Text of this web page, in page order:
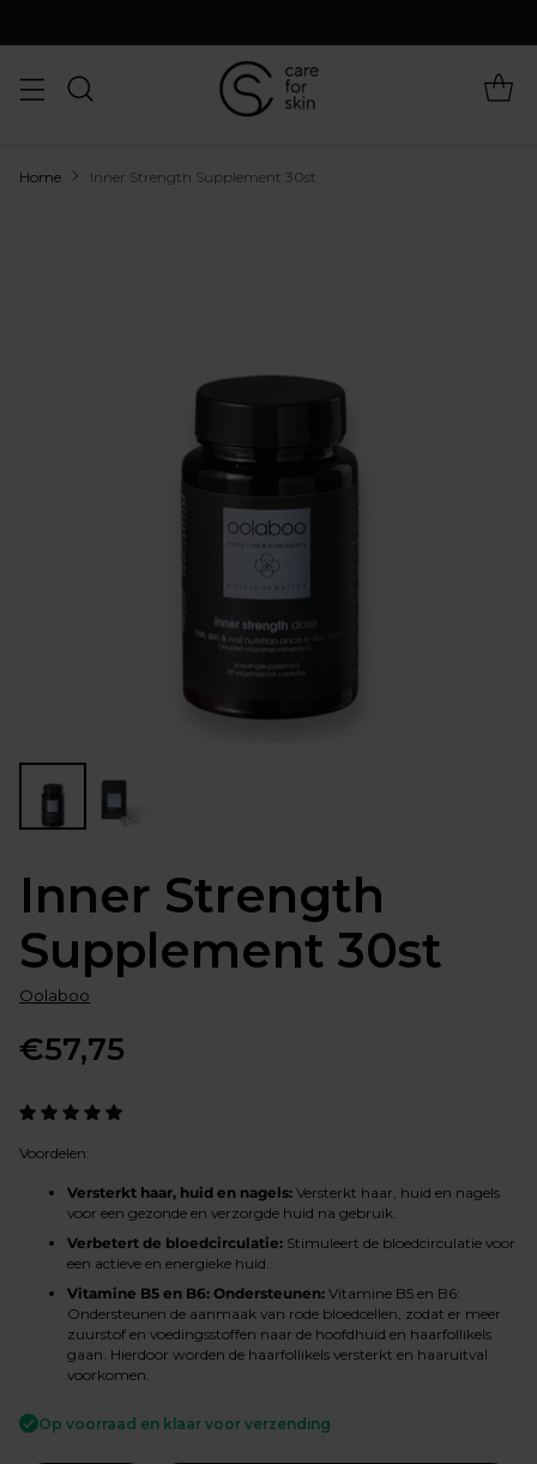
Home Inner Strength Supplement 30st
Inner Strength
Supplement 30st
Oolaboo
Normale
prijs
€57,75
Voordelen:
Versterkt haar, huid en nagels: Versterkt haar, huid en nagels
voor een gezonde en verzorgde huid na gebruik.
Verbetert de bloedcirculatie: Stimuleert de bloedcirculatie voor
een actieve en energieke huid.
Vitamine B5 en B6: Ondersteunen: Vitamine B5 en B6:
Ondersteunen de aanmaak van rode bloedcellen, zodat er meer
zuurstof en voedingsstoffen naar de hoofdhuid en haarfollikels
gaan. Hierdoor worden de haarfollikels versterkt en haaruitval
voorkomen.
Op voorraad en klaar voor verzending